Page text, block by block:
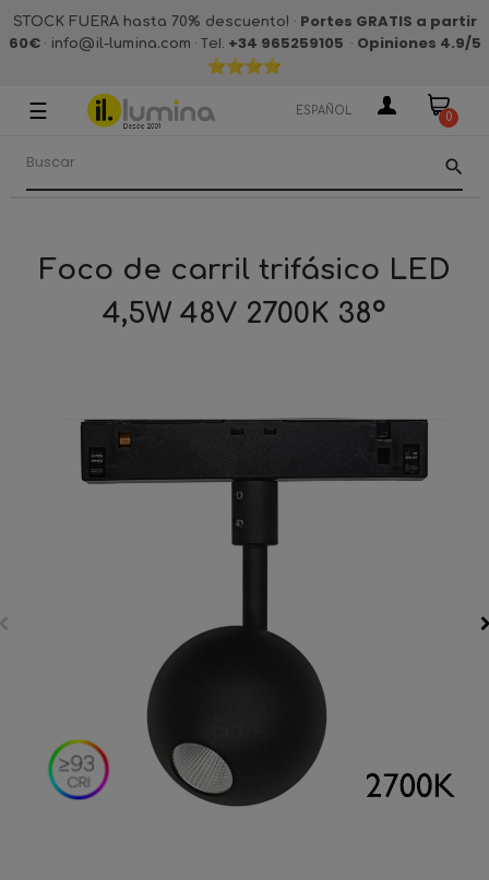
STOCK FUERA hasta 70% descuento! · Portes GRATIS a partir
60€· info@il-lumina.com · Tel. +34 965259105 · Opiniones 4.9/5
Navegación
palanca
☰ ESPAÑOL 0
search
Foco de carril trifásico LED
4,5W 48V 2700K 38º